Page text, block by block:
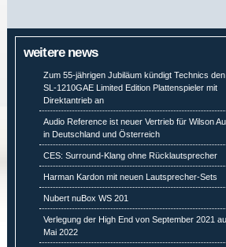
weitere news
Zum 55-jährigen Jubiläum kündigt Technics den
SL-1210GAE Limited Edition Plattenspieler mit
Direktantrieb an
Audio Reference ist neuer Vertrieb für Wilson
in Deutschland und Österreich
CES: Surround-Klang ohne Rücklautsprecher
Harman Kardon mit neuen Lautsprecher-Sets
Nubert nuBox WS 201
Verlegung der High End von September 2021
Mai 2022